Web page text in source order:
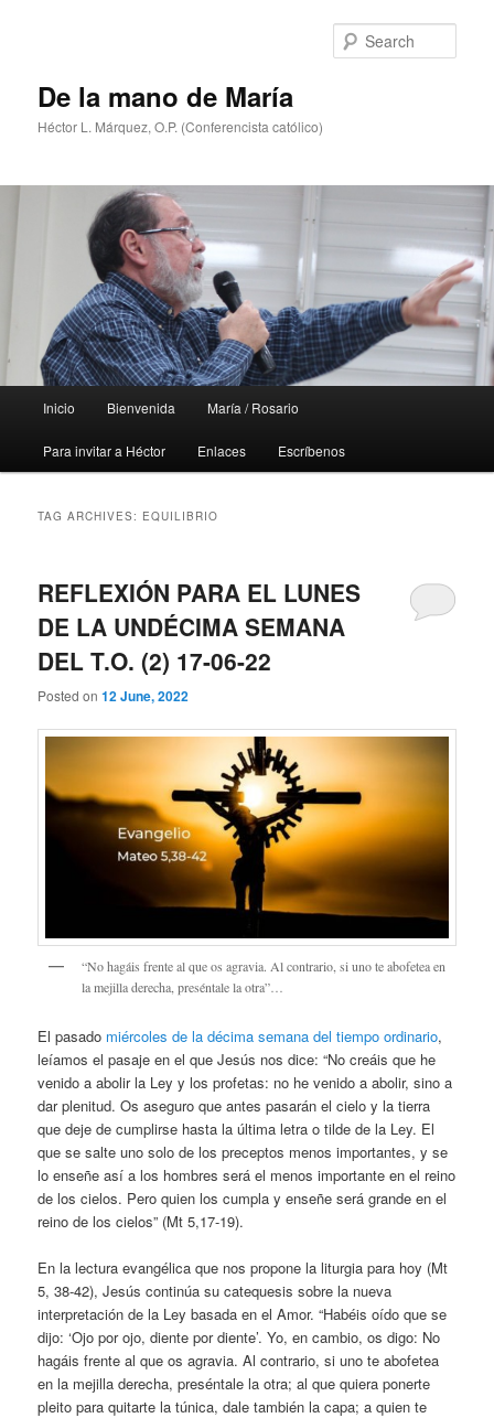
De la mano de María
Héctor L. Márquez, O.P. (Conferencista católico)
Inicio Bienvenida María / Rosario
Para invitar a Héctor Enlaces Escríbenos
TAG ARCHIVES: EQUILIBRIO
REFLEXIÓN PARA EL LUNES
DE LA UNDÉCIMA SEMANA
DEL T.O. (2) 17-06-22
Posted on12 June, 2022
“No hagáis frente al que os agravia. Al contrario, si uno te abofetea en
la mejilla derecha, preséntale la otra”…
El pasado miércoles de la décima semana del tiempo ordinario,
leíamos el pasaje en el que Jesús nos dice: “No creáis que he
venido a abolir la Ley y los profetas: no he venido a abolir, sino a
dar plenitud. Os aseguro que antes pasarán el cielo y la tierra
que deje de cumplirse hasta la última letra o tilde de la Ley. El
que se salte uno solo de los preceptos menos importantes, y se
lo enseñe así a los hombres será el menos importante en el reino
de los cielos. Pero quien los cumpla y enseñe será grande en el
reino de los cielos” (Mt 5,17-19).
En la lectura evangélica que nos propone la liturgia para hoy (Mt
5, 38-42), Jesús continúa su catequesis sobre la nueva
interpretación de la Ley basada en el Amor. “Habéis oído que se
dijo: ‘Ojo por ojo, diente por diente’. Yo, en cambio, os digo: No
hagáis frente al que os agravia. Al contrario, si uno te abofetea
en la mejilla derecha, preséntale la otra; al que quiera ponerte
pleito para quitarte la túnica, dale también la capa; a quien te